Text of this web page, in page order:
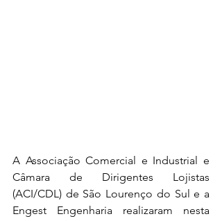
A Associação Comercial e Industrial e
Câmara de Dirigentes Lojistas
(ACI/CDL) de São Lourenço do Sul e a
Engest Engenharia realizaram nesta